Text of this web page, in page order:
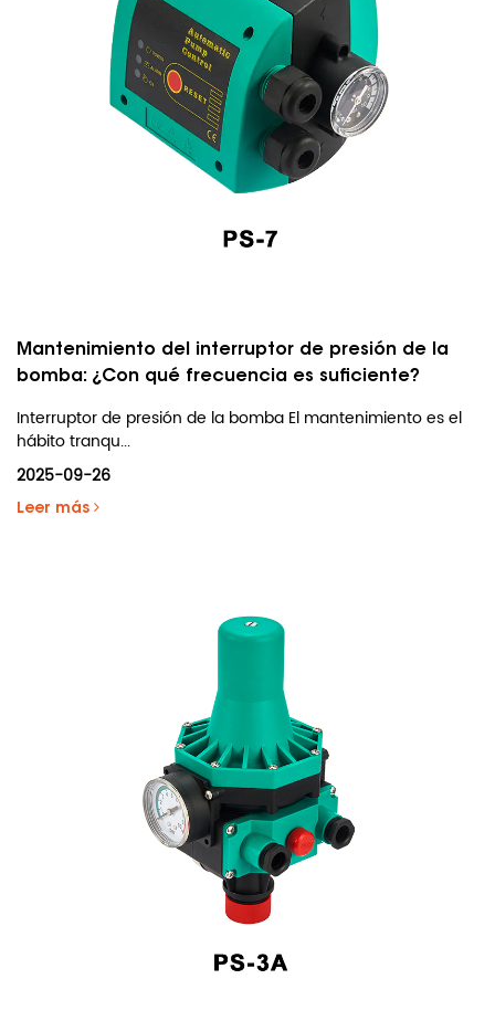
Mantenimiento del interruptor de presión de la
bomba: ¿Con qué frecuencia es suficiente?
Interruptor de presión de la bomba El mantenimiento es el
hábito tranqu...
2025-09-26
Leer más